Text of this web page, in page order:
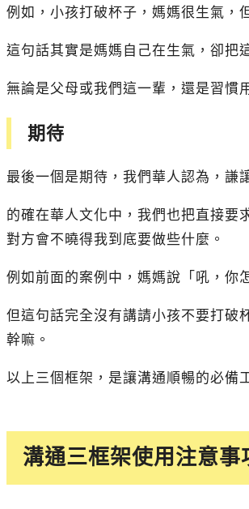
例如，小孩打破杯子，媽媽很生氣，
這句話其實是媽媽自己在生氣，卻把
無論是父母或我們這一輩，還是習慣
期待
最後一個是期待，我們華人認為，謙
的確在華人文化中，我們也把直接要
對方會不曉得我到底要做些什麼。
例如前面的案例中，媽媽說「吼，你
但這句話完全沒有講請小孩不要打破
幹嘛。
以上三個框架，是讓溝通順暢的必備
溝通三框架使用注意事